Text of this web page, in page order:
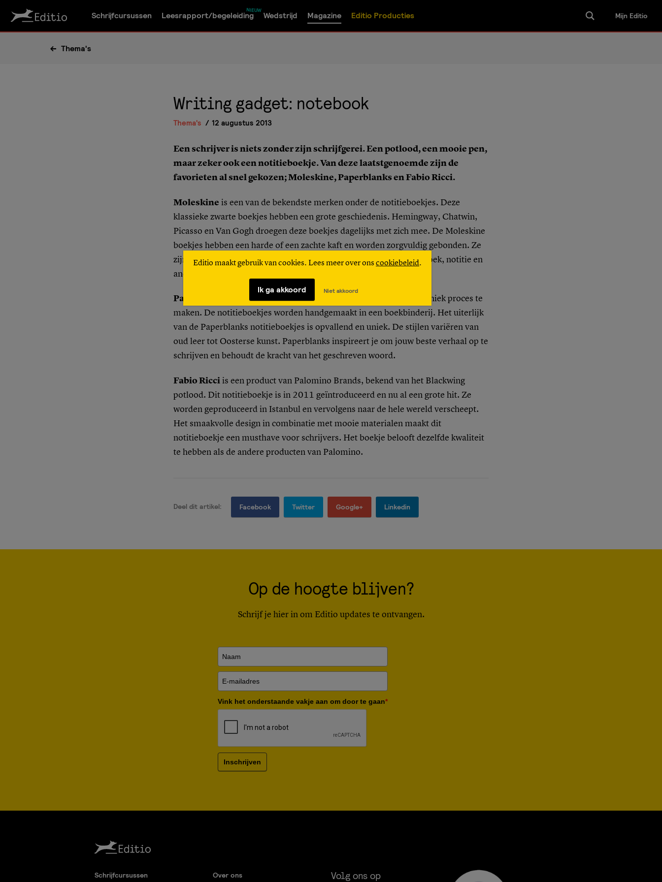
Schrijfcursussen Leesrapport/begeleiding Wedstrijd Magazine Editio Producties Mijn Editio
Editio maakt gebruik van cookies. Lees meer over ons cookiebeleid.
Ik ga akkoord Niet akkoord
Thema's
Writing gadget: notebook
Thema's 12 augustus 2013
Een schrijver is niets zonder zijn schrijfgerei. Een potlood, een mooie pen,
maar zeker ook een notitieboekje. Van deze laatstgenoemde zijn de
favorieten al snel gekozen; Moleskine, Paperblanks en Fabio Ricci.
Moleskine is een van de bekendste merken onder de notitieboekjes. Deze
klassieke zwarte boekjes hebben een grote geschiedenis. Hemingway, Chatwin,
Picasso en Van Gogh droegen deze boekjes dagelijks met zich mee. De Moleskine
boekjes hebben een harde of een zachte kaft en worden zorgvuldig gebonden. Ze
zijn er in verschillende afmetingen en thema’s zoals agenda, kookboek, notitie en
andere special editions.
Paperblanks
proberen met hun notitieboekjes het schrijven een uniek proces te
maken. De notitieboekjes worden handgemaakt in een boekbinderij. Het uiterlijk
van de Paperblanks notitieboekjes is opvallend en uniek. De stijlen variëren van
oud leer tot Oosterse kunst. Paperblanks inspireert je om jouw beste verhaal op te
schrijven en behoudt de kracht van het geschreven woord.
Fabio Ricci is een product van Palomino Brands, bekend van het Blackwing
potlood. Dit notitieboekje is in 2011 geïntroduceerd en nu al een grote hit. Ze
worden geproduceerd in Istanbul en vervolgens naar de hele wereld verscheept.
Het smaakvolle design in combinatie met mooie materialen maakt dit
notitieboekje een musthave voor schrijvers. Het boekje belooft dezelfde kwaliteit
te hebben als de andere producten van Palomino.
Deel dit artikel: Facebook Twitter Google+ Linkedin
Op de hoogte blijven?
Schrijf je hier in om Editio updates te ontvangen.
Vink het onderstaande vakje aan om door te gaan*
Inschrijven
Schrijfcursussen
Over ons
Volg ons op